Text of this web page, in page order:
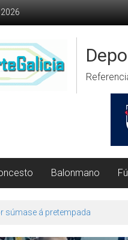
Balonmano
súmase á pretempada